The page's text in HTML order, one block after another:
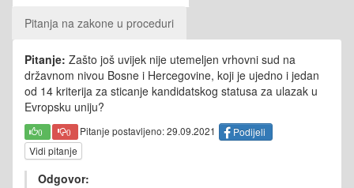
Pitanja na zakone u proceduri
Pitanje: Zašto još uvijek nije utemeljen vrhovni sud na
državnom nivou Bosne i Hercegovine, koji je ujedno i jedan
od 14 kriterija za sticanje kandidatskog statusa za ulazak u
Evropsku uniju?
0 0 Pitanje postavljeno: 29.09.2021
Podijeli
Vidi pitanje
Odgovor: